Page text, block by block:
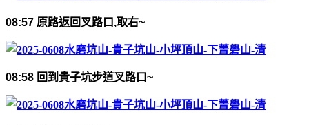
08:57 原路返回叉路口 ,取右~
08:58 回到貴子坑步道叉路口~